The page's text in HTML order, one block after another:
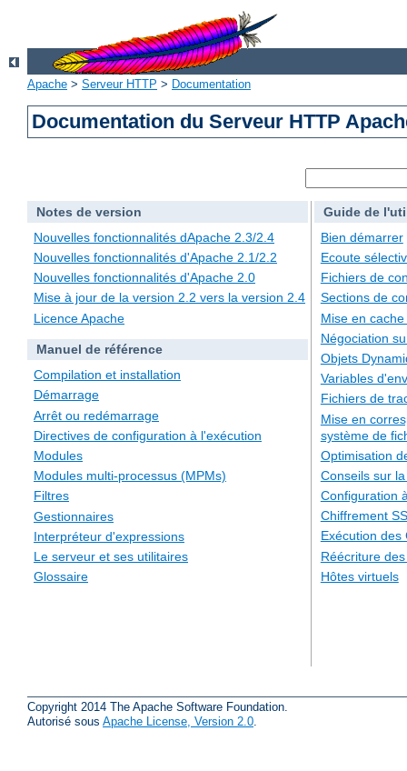
Apache > Serveur HTTP > Documentation
Documentation du Serveur HTTP
Notes de version
Nouvelles fonctionnalités dApache 2.3/2.4
Nouvelles fonctionnalités d'Apache 2.1/2.2
Nouvelles fonctionnalités d'Apache 2.0
Mise à jour de la version 2.2 vers la version 2.4
Licence Apache
Manuel de référence
Compilation et installation
Démarrage
Arrêt ou redémarrage
Directives de configuration à l'exécution
Modules
Modules multi-processus (MPMs)
Filtres
Gestionnaires
Interpréteur d'expressions
Le serveur et ses utilitaires
Glossaire
Guide de
Bien démarrer
Ecoute
Fichiers de
Sections de
Mise en
Négociation
Objets
Variables
Fichiers de
Mise en
système de
Optimisation
Conseils sur
Configuration
Chiffrement
Exécution des
Réécriture
Hôtes virtuels
Copyright 2014 The Apache Software Foundation.
Autorisé sous Apache License, Version 2.0